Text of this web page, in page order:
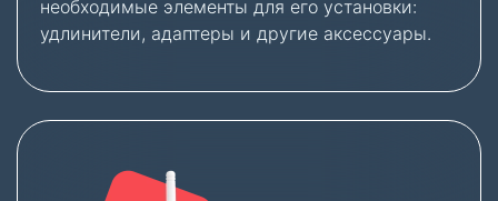
необходимые элементы для его установки:
удлинители, адаптеры и другие аксессуары.